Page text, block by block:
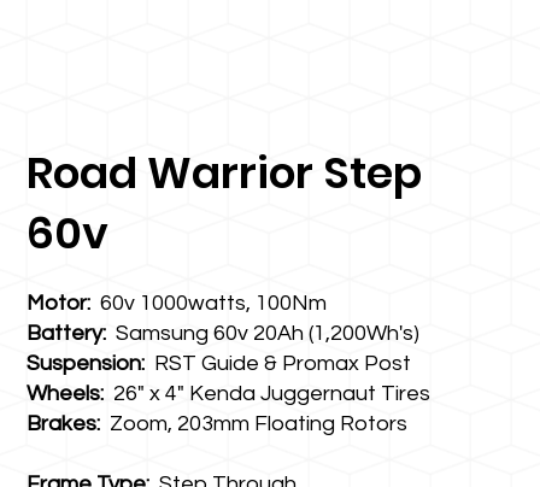
Road Warrior Step
60v
Motor: 60v 1000watts, 100Nm
Battery: Samsung 60v 20Ah (1,200Wh's)
Suspension: RST Guide & Promax Post
Wheels: 26" x 4" Kenda Juggernaut Tires
Brakes: Zoom, 203mm Floating Rotors